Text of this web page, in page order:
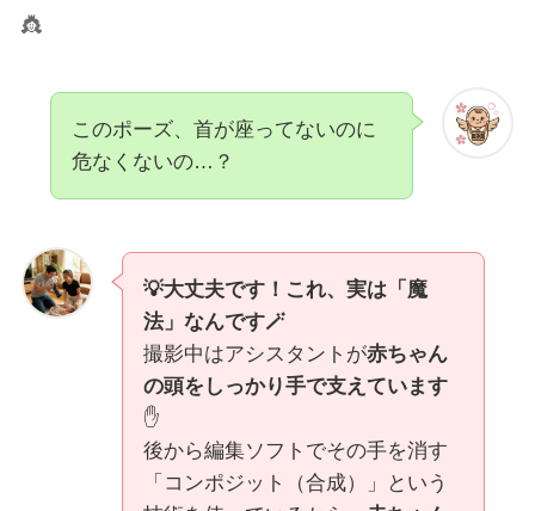
👸
このポーズ、首が座ってないのに
危なくないの…？
💡大丈夫です！これ、実は「魔
法」なんです🪄
撮影中はアシスタントが赤ちゃん
の頭をしっかり手で支えています
✋
後から編集ソフトでその手を消す
「コンポジット（合成）」という